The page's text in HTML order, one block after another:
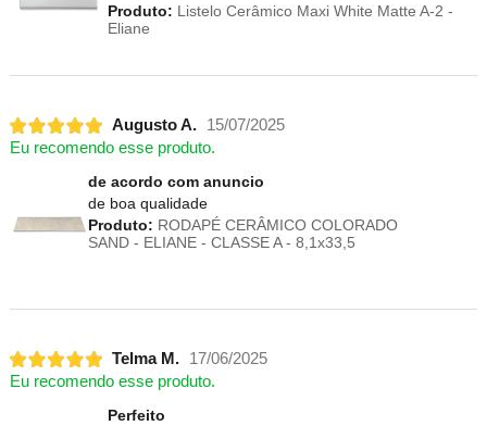
Produto: Listelo Cerâmico Maxi White Matte A-2 -
Eliane
Augusto A.
15/07/2025
Eu recomendo esse produto.
de acordo com anuncio
de boa qualidade
Produto: RODAPÉ CERÂMICO COLORADO
SAND - ELIANE - CLASSE A - 8,1x33,5
Telma M.
17/06/2025
Eu recomendo esse produto.
Perfeito